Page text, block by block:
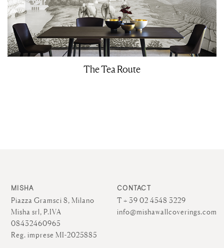
The Tea Route
MISHA
Piazza Gramsci 8, Milano
Misha srl, P.IVA
08432460965
Reg. imprese MI-2025885
CONTACT
T + 39 02 4548 3229
info@mishawallcoverings.com